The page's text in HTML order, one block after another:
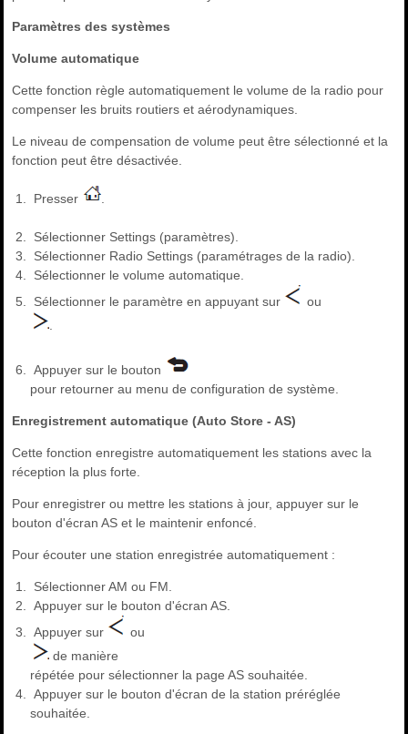
Paramètres des systèmes
Volume automatique
Cette fonction règle automatiquement le volume de la radio pour
compenser les bruits routiers et aérodynamiques.
Le niveau de compensation de volume peut être sélectionné et la
fonction peut être désactivée.
Presser
Sélectionner Settings (paramètres).
Sélectionner Radio Settings (paramétrages de la radio).
Sélectionner le volume automatique.
Sélectionner le paramètre en appuyant sur
ou
Appuyer sur le bouton
pour retourner au menu de configuration de système.
Enregistrement automatique (Auto Store - AS)
Cette fonction enregistre automatiquement les stations avec la
réception la plus forte.
Pour enregistrer ou mettre les stations à jour, appuyer sur le
bouton d'écran AS et le maintenir enfoncé.
Pour écouter une station enregistrée automatiquement :
Sélectionner AM ou FM.
Appuyer sur le bouton d'écran AS.
Appuyer sur
ou
de manière
répétée pour sélectionner la page AS souhaitée.
Appuyer sur le bouton d'écran de la station préréglée
souhaitée.